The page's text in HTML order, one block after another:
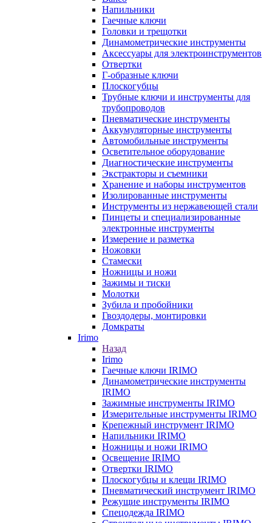
Напильники
Гаечные ключи
Головки и трещотки
Динамометрические инструменты
Аксессуары для электроинструментов
Отвертки
Г-образные ключи
Плоскогубцы
Трубные ключи и инструменты для
трубопроводов
Пневматические инструменты
Аккумуляторные инструменты
Автомобильные инструменты
Осветительное оборудование
Диагностические инструменты
Экстракторы и съемники
Хранение и наборы инструментов
Изолированные инструменты
Инструменты из нержавеющей стали
Пинцеты и специализированные
электронные инструменты
Измерение и разметка
Ножовки
Стамески
Ножницы и ножи
Зажимы и тиски
Молотки
Зубила и пробойники
Гвоздодеры, монтировки
Домкраты
Irimo
Назад
Irimo
Гаечные ключи IRIMO
Динамометрические инструменты
IRIMO
Зажимные инструменты IRIMO
Измерительные инструменты IRIMO
Крепежный инструмент IRIMO
Напильники IRIMO
Ножницы и ножи IRIMO
Освещение IRIMO
Отвертки IRIMO
Плоскогубцы и клещи IRIMO
Пневматический инструмент IRIMO
Режущие инструменты IRIMO
Спецодежда IRIMO